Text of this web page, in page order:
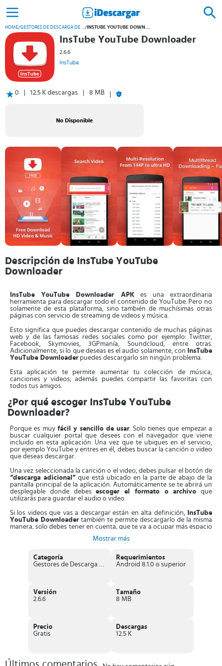
HOME/ GESTORES DE DESCARGA DE VÍDEO Y AUDIO/ INSTUBE YOUTUBE DOWNLOADER
InsTube YouTube Downloader
2.6.6
InsTube
0 12.5 K descargas 8 MB
No Disponible
Descripción de InsTube YouTube
Downloader
InsTube YouTube Downloader APKes una extraordinaria
herramienta para descargar todo el contenido de YouTube. Pero no
solamente de esta plataforma, sino también de muchísimas otras
páginas con servicio de streaming de videos y música.
Esto significa que puedes descargar contenido de muchas páginas
web y de las famosas redes sociales como por ejemplo: Twitter,
Facebook, Skymovies, 3GPmanía, Soundcloud, entre otras.
Adicionalmente, si lo que deseas es el audio solamente, con InsTube
YouTube Downloader puedes descargarlo sin ningún problema.
Esta aplicación te permite aumentar tu colección de música,
canciones y videos; además puedes compartir las favoritas con
todos tus amigos.
¿Por qué escoger InsTube YouTube
Downloader?
Porque es muy fácil y sencillo de usar. Solo tienes que empezar a
buscar cualquier portal que desees con el navegador que viene
incluido en esta aplicación. Una vez que te ubiques en el servicio,
por ejemplo YouTube y entres en él, debes buscar la canción o video
que deseas descargar.
Una vez seleccionada la canción o el video, debes pulsar el botón de
“descarga adicional”que está ubicado en la parte de abajo de la
pantalla principal de la aplicación. Automáticamente se te abrirá un
desplegable donde debesescoger el formato o archivo que
utilizarás para guardar el audio o video.
Si los videos que vas a descargar están en alta definición, InsTube
YouTube Downloader también te permite descargarlo de la misma
manera, solo debes tener en cuenta, que te va a ocupar más espacio
YouTube Downloader
donde se pueden mencionar las redes sociales como Instagram,
Facebook, Twitter, entre otros. Además puedes extraer el audio
y guardarlo en
que podrás escuchar sin conexión
segura, también mantiene protegida la privacidad de cada
usuario y el lugar donde se almacenen los videos o audios
descargados en el dispositivo móvil.
Puedeshacer descargas en alta velocidad, lo que te ayudará a
Mostrar más
Categoría
Gestores de Descarga de vídeo y audio
Requerimientos
Android 8.1.0 o superior
Versión
2.6.6
Tamaño
8 MB
Precio
Gratis
Descargas
12.5 K